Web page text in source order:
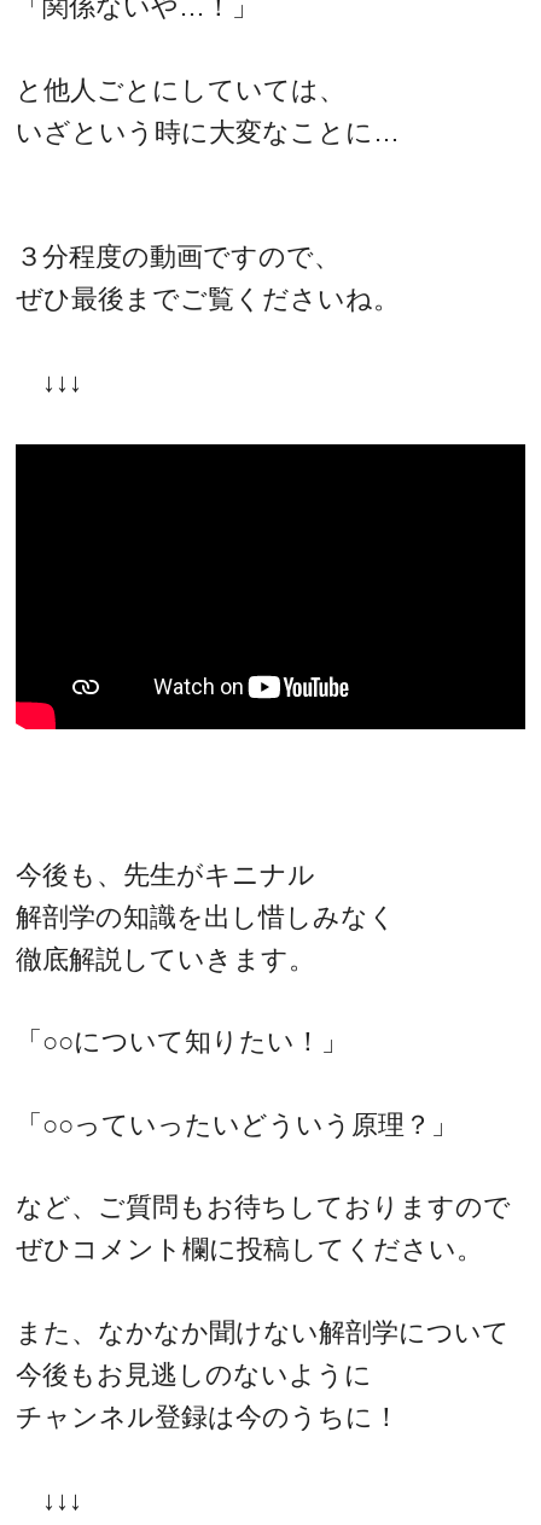
「関係ないや…！」
と他人ごとにしていては、
いざという時に大変なことに…
３分程度の動画ですので、
ぜひ最後までご覧くださいね。
↓↓↓
今後も、先生がキニナル
解剖学の知識を出し惜しみなく
徹底解説していきます。
「○○について知りたい！」
「○○っていったいどういう原理？」
など、ご質問もお待ちしておりますので
ぜひコメント欄に投稿してください。
また、なかなか聞けない解剖学について
今後もお見逃しのないように
チャンネル登録は今のうちに！
↓↓↓